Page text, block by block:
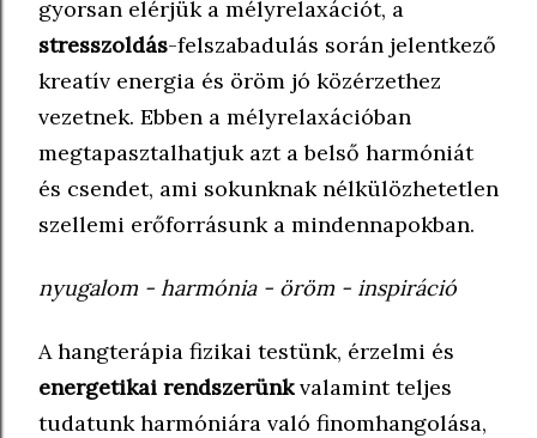
gyorsan elérjük a mélyrelaxációt, a
stresszoldás-felszabadulás során jelentkező
kreatív energia és öröm jó közérzethez
vezetnek. Ebben a mélyrelaxációban
megtapasztalhatjuk azt a belső harmóniát
és csendet, ami sokunknak nélkülözhetetlen
szellemi erőforrásunk a mindennapokban.
nyugalom - harmónia - öröm - inspiráció
A hangterápia fizikai testünk, érzelmi és
energetikai rendszerünkvalamint teljes
tudatunk harmóniára való finomhangolása,